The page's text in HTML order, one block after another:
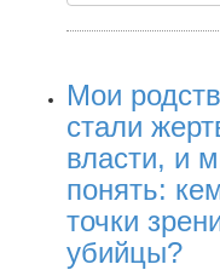
Мои
стали
власти, и
понять:
точки
убийцы?